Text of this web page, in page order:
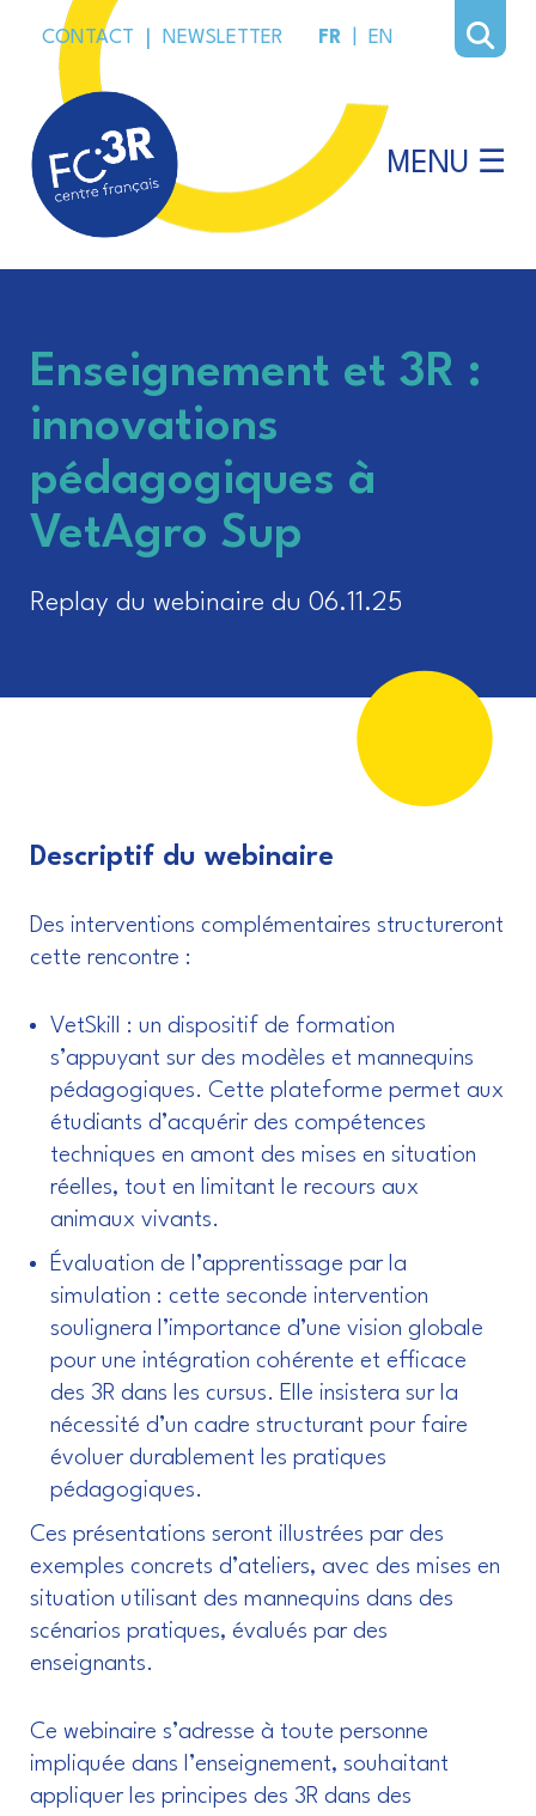
CONTACT NEWSLETTER FR EN
MENU ☰
Enseignement et 3R :
innovations
pédagogiques à
VetAgro Sup
Replay du webinaire du 06.11.25
Descriptif du webinaire
Des interventions complémentaires structureront
cette rencontre :
VetSkill : un dispositif de formation
s’appuyant sur des modèles et mannequins
pédagogiques. Cette plateforme permet aux
étudiants d’acquérir des compétences
techniques en amont des mises en situation
réelles, tout en limitant le recours aux
animaux vivants.
Évaluation de l’apprentissage par la
simulation : cette seconde intervention
soulignera l’importance d’une vision globale
pour une intégration cohérente et efficace
des 3R dans les cursus. Elle insistera sur la
nécessité d’un cadre structurant pour faire
évoluer durablement les pratiques
pédagogiques.
Ces présentations seront illustrées par des
exemples concrets d’ateliers, avec des mises en
situation utilisant des mannequins dans des
scénarios pratiques, évalués par des
enseignants.
Ce webinaire s’adresse à toute personne
impliquée dans l’enseignement, souhaitant
appliquer les principes des 3R dans des